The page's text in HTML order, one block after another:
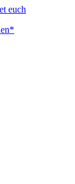
euch